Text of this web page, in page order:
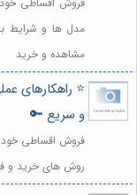
مدل ها و شرایط
مشاهده و خرید
⭐️ راهکارهای
و سریع 🔑
فروش اقساطی
روش های خرید و